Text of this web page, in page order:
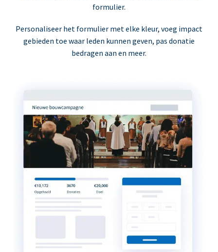
formulier.
Personaliseer het formulier met elke kleur, voeg impact
gebieden toe waar leden kunnen geven, pas donatie
bedragen aan en meer.